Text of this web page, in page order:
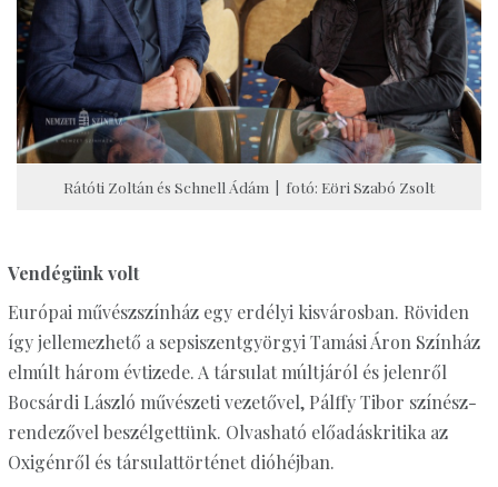
Rátóti Zoltán és Schnell Ádám | fotó: Eöri Szabó Zsolt
Vendégünk volt
Európai művészszínház egy erdélyi kisvárosban. Röviden
így jellemezhető a sepsiszentgyörgyi Tamási Áron Színház
elmúlt három évtizede. A társulat múltjáról és jelenről
Bocsárdi László művészeti vezetővel, Pálffy Tibor színész-
rendezővel beszélgettünk. Olvasható előadáskritika az
Oxigénről és társulattörténet dióhéjban.